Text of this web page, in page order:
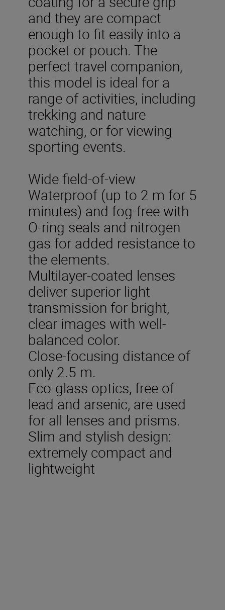
and they are compact
enough to fit easily into a
pocket or pouch. The
perfect travel companion,
this model is ideal for a
range of activities, including
trekking and nature
watching, or for viewing
sporting events.
Wide field-of-view
Waterproof (up to 2 m for 5
minutes) and fog-free with
O-ring seals and nitrogen
gas for added resistance to
the elements.
Multilayer-coated lenses
deliver superior light
transmission for bright,
clear images with well-
balanced color.
Close-focusing distance of
only 2.5 m.
Eco-glass optics, free of
lead and arsenic, are used
for all lenses and prisms.
Slim and stylish design:
extremely compact and
lightweight